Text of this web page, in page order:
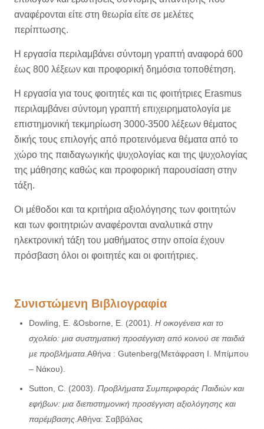
αναφέρονται είτε στη θεωρία είτε σε μελέτες
περίπτωσης.
Η εργασία περιλαμβάνει σύντομη γραπτή αναφορά 600
έως 800 λέξεων και προφορική δημόσια τοποθέτηση.
Η εργασία για τους φοιτητές και τις φοιτήτριες Erasmus
περιλαμβάνει σύντομη γραπτή επιχειρηματολογία με
επιστημονική τεκμηρίωση 3000-3500 λέξεων θέματος
δικής τους επιλογής από προτεινόμενα θέματα από το
χώρο της παιδαγωγικής ψυχολογίας και της ψυχολογίας
της μάθησης καθώς και προφορική παρουσίαση στην
τάξη.
Οι μέθοδοι και τα κριτήρια αξιολόγησης των φοιτητών
και των φοιτητριών αναφέρονται αναλυτικά στην
ηλεκτρονική τάξη του μαθήματος στην οποία έχουν
πρόσβαση όλοι οι φοιτητές και οι φοιτήτριες.
Συνιστώμενη Βιβλιογραφία
Dowling, E. &Osborne, E. (2001). Η οικογένεια και το
σχολείο: μια συστηματική προσέγγιση από κοινού σε παιδιά
με προβλήματα.Αθήνα : Gutenberg(Mετάφραση Ι. Μπίμπου
– Νάκου).
Sutton, C. (2003). Προβλήματα Συμπεριφοράς Παιδιών και
εφήβων: μια διεπιστημονική προσέγγιση αξιολόγησης και
παρέμβασης.Αθήνα: Σαββάλας